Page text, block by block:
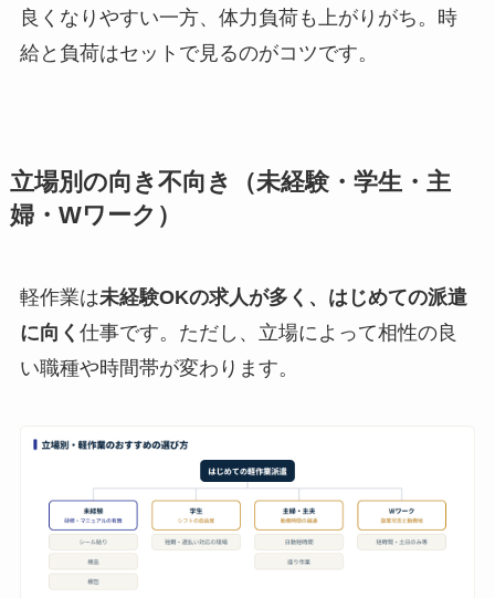
良くなりやすい一方、体力負荷も上がりがち。時
給と負荷はセットで見るのがコツです。
立場別の向き不向き（未経験・学生・主
婦・Wワーク）
軽作業は未経験OKの求人が多く、はじめての派遣
に向く 仕事です。ただし、立場によって相性の良
い職種や時間帯が変わります。